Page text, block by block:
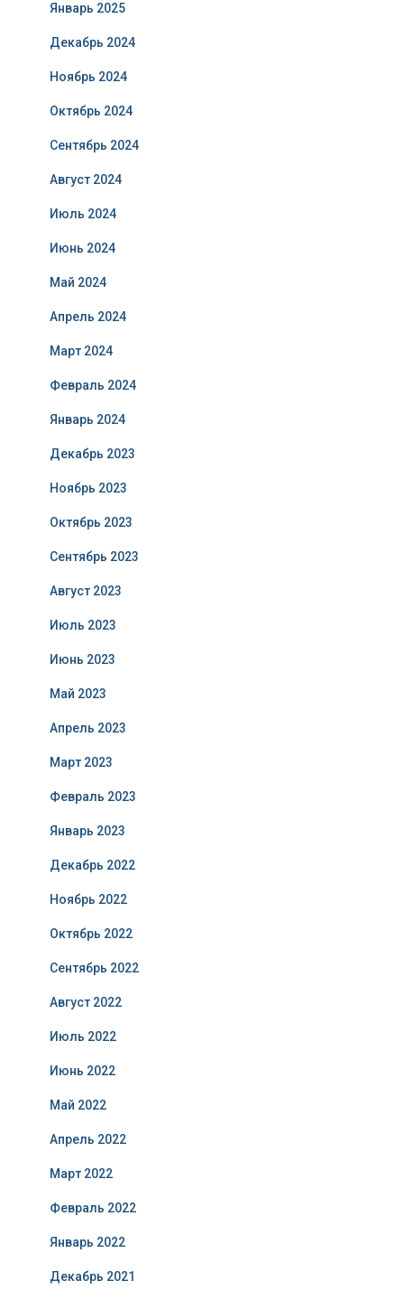
Январь 2025
Декабрь 2024
Ноябрь 2024
Октябрь 2024
Сентябрь 2024
Август 2024
Июль 2024
Июнь 2024
Май 2024
Апрель 2024
Март 2024
Февраль 2024
Январь 2024
Декабрь 2023
Ноябрь 2023
Октябрь 2023
Сентябрь 2023
Август 2023
Июль 2023
Июнь 2023
Май 2023
Апрель 2023
Март 2023
Февраль 2023
Январь 2023
Декабрь 2022
Ноябрь 2022
Октябрь 2022
Сентябрь 2022
Август 2022
Июль 2022
Июнь 2022
Май 2022
Апрель 2022
Март 2022
Февраль 2022
Январь 2022
Декабрь 2021